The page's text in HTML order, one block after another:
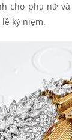
cho phụ nữ
lễ kỷ niệm.